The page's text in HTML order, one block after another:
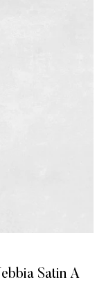
Satin A